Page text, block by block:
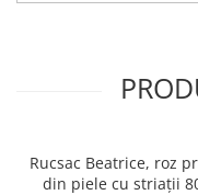
Rucsac Beatrice, roz
din piele cu striații